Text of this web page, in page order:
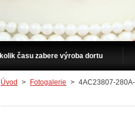
kolik času zabere výroba dortu
Úvod > Fotogalerie > 4AC23807-